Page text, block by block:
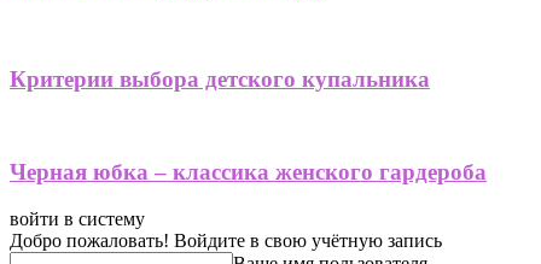
Критерии выбора детского купальника
Черная юбка – классика женского гардероба
войти в систему
Добро пожаловать! Войдите в свою учётную запись